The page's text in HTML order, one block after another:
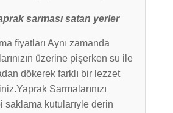
sarması satan yerler
fiyatları Aynı zamanda
üzerine pişerken su ile
dökerek farklı bir lezzet
Sarmalarınızı
saklama kutularıyle derin